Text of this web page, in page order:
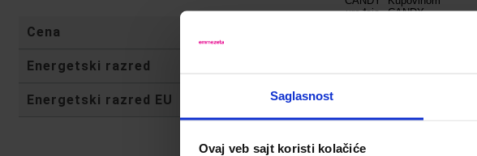
Saglasnost
Ovaj veb sajt koristi kolačiće
Cena
Energetski razred
Energetski razred EU